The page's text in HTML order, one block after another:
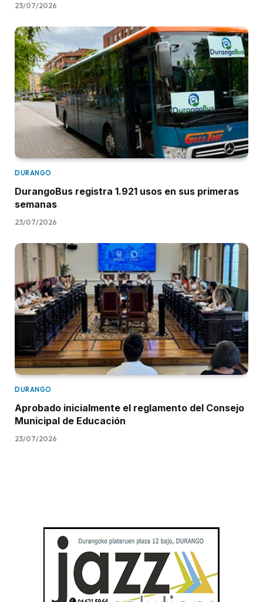
23/07/2026
DURANGO
DurangoBus registra 1.921 usos en sus primeras
semanas
23/07/2026
DURANGO
Aprobado inicialmente el reglamento del Consejo
Municipal de Educación
23/07/2026